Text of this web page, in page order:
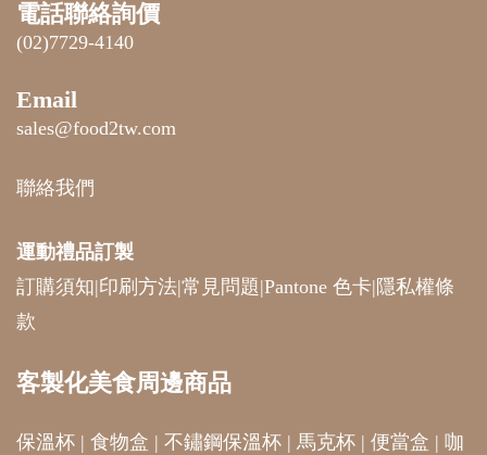
電話聯絡詢價
(02)7729-4140
Email
sales@food2tw.com
聯絡我們
運動禮品訂製
訂購須知|印刷方法|常見問題|Pantone 色卡| 隱私權條
款
客製化美食周邊商品
保溫杯 | 食物盒 | 不鏽鋼保溫杯 | 馬克杯 | 便當盒 | 咖